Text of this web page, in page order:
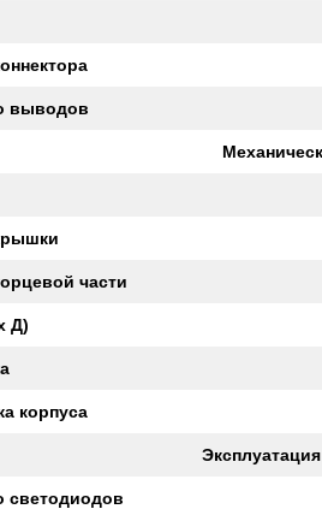
выводов
части
Д)
корпуса
светодиодов